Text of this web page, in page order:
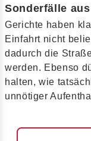
Sonderfälle
Gerichte haben
Einfahrt nicht
dadurch die
werden. Ebenso
halten, wie
unnötiger